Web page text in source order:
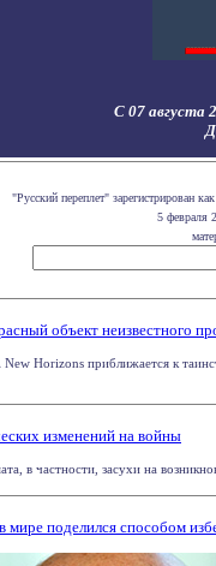
С 07 августа
"Русский переплет" зарегистрирован
5 февраля
объект неизвестного
Horizons приближается к
изменений на войны
в частности, засухи на
мире поделился способом